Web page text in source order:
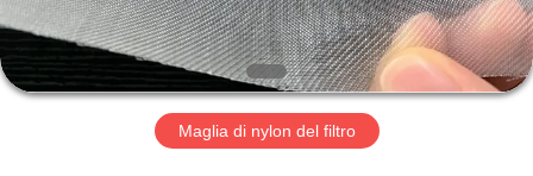
CIRCA
NOI
Maglia di nylon del filtro